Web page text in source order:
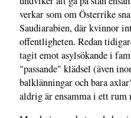
verkar som om Österrike
Saudiarabien, där kvinnor
offentligheten. Redan
tagit emot asylsökande i
"passande" klädsel (även
balklänningar och bara
aldrig är ensamma i ett rum